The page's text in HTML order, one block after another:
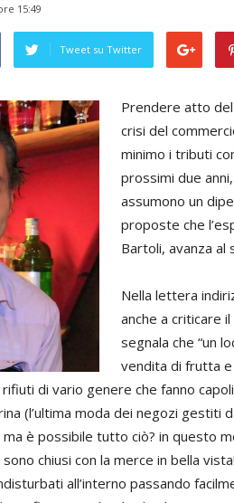
15:49
Tweet su Twitter
Prendere atto
crisi del
minimo i tributi
prossimi due
assumono un
proposte che
Bartoli, avanza al
Nella lettera
anche a criticare
segnala che “un
vendita di frutta
di vario genere che fanno
(l’ultima moda dei negozi gestiti
è possibile tutto ciò? in questo
chiusi con la merce in bella
all’interno passando